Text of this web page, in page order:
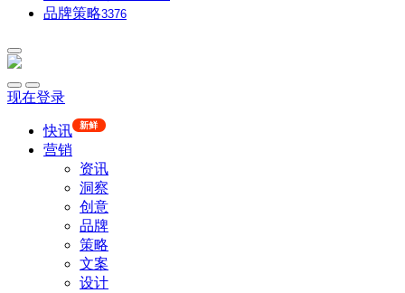
品牌策略3376
现在登录
快讯 新鲜
营销
资讯
洞察
创意
品牌
策略
文案
设计